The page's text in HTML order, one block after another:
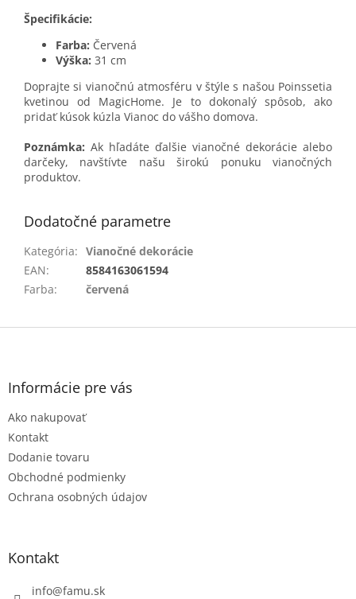
Špecifikácie:
Farba: Červená
Výška: 31 cm
Doprajte si vianočnú atmosféru v štýle s našou Poinssetia
kvetinou od MagicHome. Je to dokonalý spôsob, ako
pridať kúsok kúzla Vianoc do vášho domova.
Poznámka: Ak hľadáte ďalšie vianočné dekorácie alebo
darčeky, navštívte našu širokú ponuku vianočných
produktov.
Dodatočné parametre
Kategória: Vianočné dekorácie
EAN:
8584163061594
Farba: červená
Z
Informácie pre vás
Ako nakupovať
Kontakt
Dodanie tovaru
Obchodné podmienky
Ochrana osobných údajov
Kontakt
info@famu.sk